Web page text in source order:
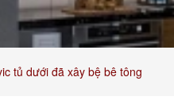
tủ dưới đã xây bệ bê tông